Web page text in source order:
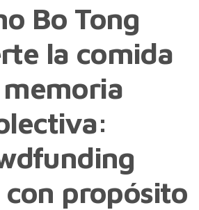
Bo Tong
la comida
propósito